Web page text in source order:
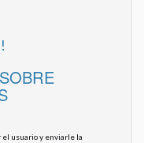
usuario y enviarle la